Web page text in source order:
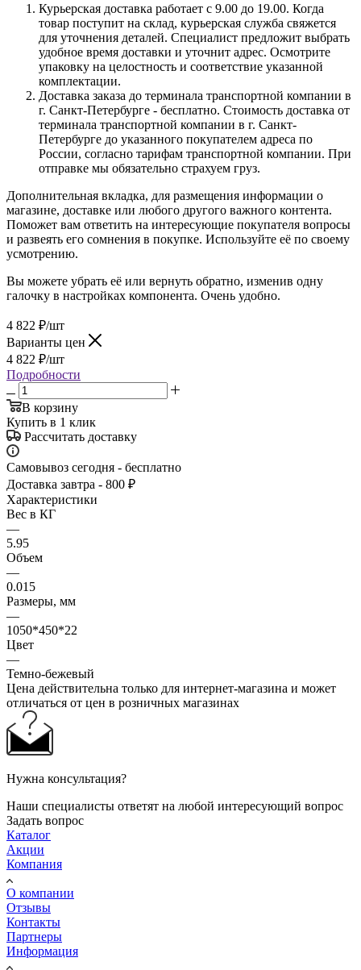
Курьерская доставка работает с 9.00 до 19.00. Когда
товар поступит на склад, курьерская служба свяжется
для уточнения деталей. Специалист предложит выбрать
удобное время доставки и уточнит адрес. Осмотрите
упаковку на целостность и соответствие указанной
комплектации.
Доставка заказа до терминала транспортной компании в
г. Санкт-Петербурге - бесплатно. Стоимость доставка от
терминала транспортной компании в г. Санкт-
Петербурге до указанного покупателем адреса по
России, согласно тарифам транспортной компании. При
отправке мы обязательно страхуем груз.
Дополнительная вкладка, для размещения информации о
магазине, доставке или любого другого важного контента.
Поможет вам ответить на интересующие покупателя вопросы
и развеять его сомнения в покупке. Используйте её по своему
усмотрению.
Вы можете убрать её или вернуть обратно, изменив одну
галочку в настройках компонента. Очень удобно.
4 822 ₽/шт
Варианты цен
4 822 ₽/шт
Подробности
В корзину
Купить в 1 клик
Рассчитать доставку
Самовывоз сегодня - бесплатно
Доставка завтра - 800 ₽
Характеристики
Вес в КГ
—
5.95
Объем
—
0.015
Размеры, мм
—
1050*450*22
Цвет
—
Темно-бежевый
Цена действительна только для интернет-магазина и может
отличаться от цен в розничных магазинах
Нужна консультация?
Наши специалисты ответят на любой интересующий вопрос
Задать вопрос
Каталог
Акции
Компания
О компании
Отзывы
Контакты
Партнеры
Информация